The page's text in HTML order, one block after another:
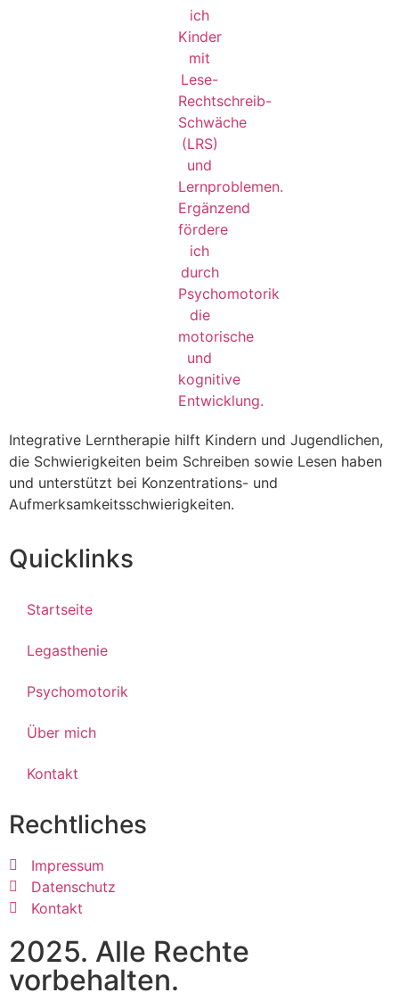
Integrative Lerntherapie hilft Kindern und Jugendlichen,
die Schwierigkeiten beim Schreiben sowie Lesen haben
und unterstützt bei Konzentrations- und
Aufmerksamkeitsschwierigkeiten.
Quicklinks
Startseite
Legasthenie
Psychomotorik
Über mich
Kontakt
Rechtliches
Impressum
Datenschutz
Kontakt
2025. Alle Rechte
vorbehalten.